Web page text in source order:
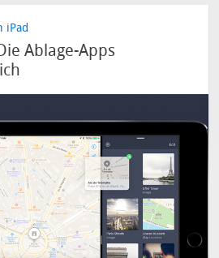
iPad
Ablage-Apps